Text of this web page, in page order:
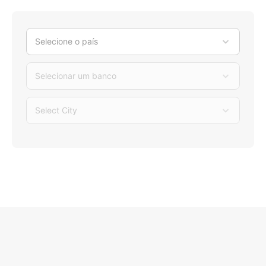
Selecione o país
Selecionar um banco
Select City